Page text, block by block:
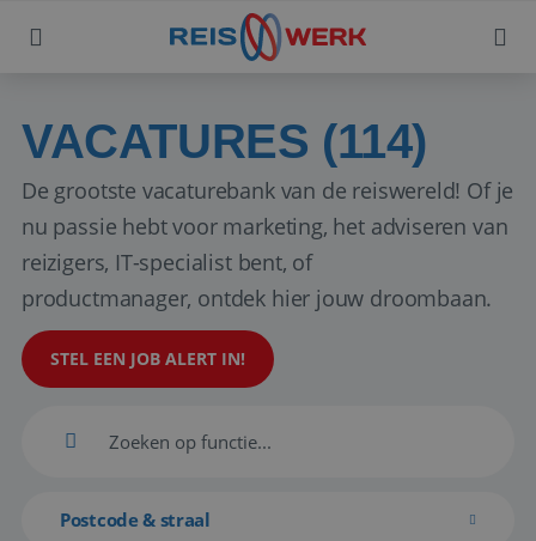
VACATURES (114)
De grootste vacaturebank van de reiswereld! Of je
nu passie hebt voor marketing, het adviseren van
reizigers, IT-specialist bent, of
productmanager, ontdek hier jouw droombaan.
STEL EEN JOB ALERT IN!
Postcode & straal